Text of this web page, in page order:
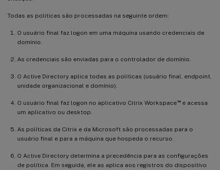
Todas as políticas são processadas na seguinte ordem:
O usuário final faz logon em uma máquina usando credenciais de
domínio.
As credenciais são enviadas para o controlador de domínio.
O Active Directory aplica todas as políticas (usuário final, endpoint,
unidade organizacional e domínio).
O usuário final faz logon no aplicativo Citrix Workspace™e acessa
um aplicativo ou desktop.
As políticas da Citrix e da Microsoft são processadas para o
usuário final e para a máquina que hospeda o recurso.
O Active Directory determina a precedência para as configurações
de política. Em seguida, ele as aplica aos registros do dispositivo